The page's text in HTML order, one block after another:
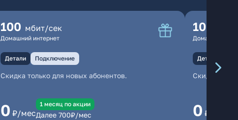
100 мбит/сек
Домашний интернет
Детали Подключение
Скидка только для новых абонентов.
0 ₽/мес
1 месяц по акции
Далее 700₽/мес
100
Домашний
Детали
Скидка
0 ₽/мес